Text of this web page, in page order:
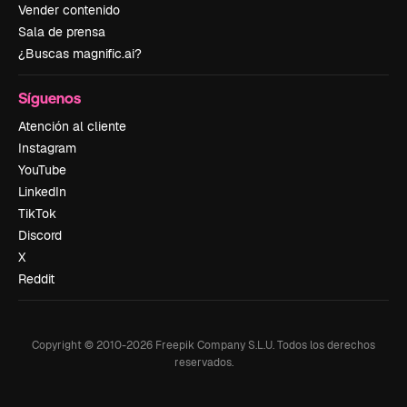
Vender contenido
Sala de prensa
¿Buscas magnific.ai?
Síguenos
Atención al cliente
Instagram
YouTube
LinkedIn
TikTok
Discord
X
Reddit
Copyright © 2010-2026 Freepik Company S.L.U.Todos los derechos
reservados.